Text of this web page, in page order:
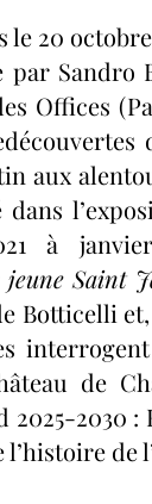
Dumielle-
le 20
Sandro
Offices
aux
dans
à
Saint
Botticelli
de
2030 :
de